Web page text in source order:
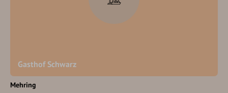
Gasthof Schwarz
Mehring